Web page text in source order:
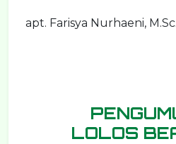
apt. Farisya Nurhaeni, M.Sc.
LOLOS